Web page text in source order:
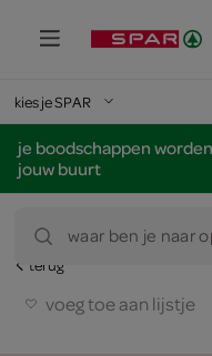
kies je SPAR
je boodschappen
jouw buurt
waar ben je naar
terug
voeg toe aan lijstje